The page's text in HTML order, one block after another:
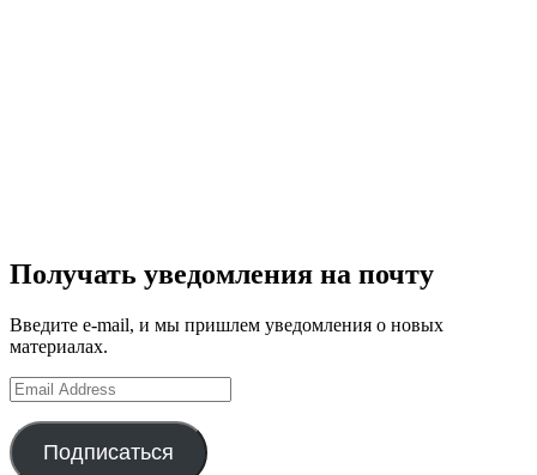
Получать уведомления на почту
Введите e-mail, и мы пришлем уведомления о новых
материалах.
Email
Address
Подписаться